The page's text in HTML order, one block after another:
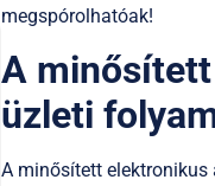
megspórolhatóak!
A
üzleti
A minősített